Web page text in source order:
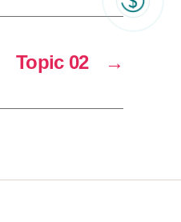
→
Topic 02